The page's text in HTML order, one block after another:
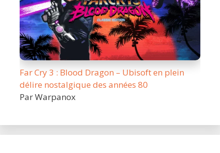
Far Cry 3 : Blood Dragon – Ubisoft en plein
délire nostalgique des années 80
Par Warpanox